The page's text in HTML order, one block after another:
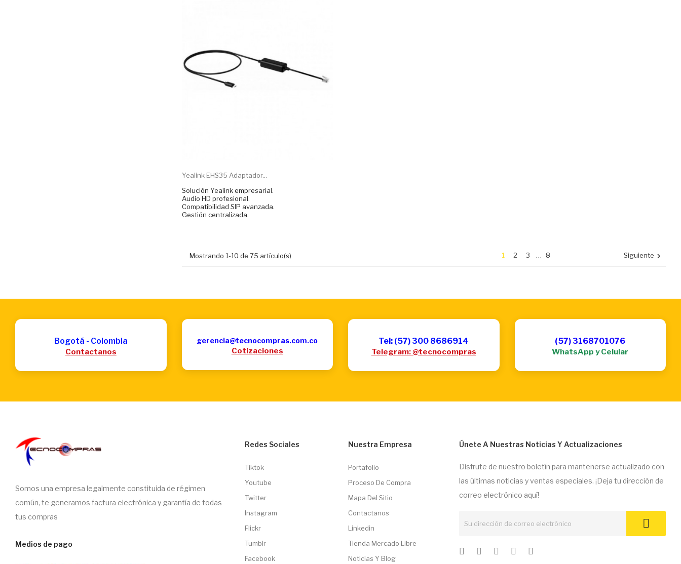
Yealink EHS35 Adaptador...
Solución Yealink empresarial.
Audio HD profesional.
Compatibilidad SIP avanzada.
Gestión centralizada.
Mostrando 1-10 de 75 artículo(s) 1 2 3 … 8 Siguiente 
Bogotá - Colombia
Contactanos
gerencia@tecnocompras.com.co
Cotizaciones
Tel: (57) 300 8686914
Telegram: @tecnocompras
(57) 3168701076
WhatsApp y Celular
Somos una empresa legalmente constituida de régimen
común, te generamos factura electrónica y garantía de todas
tus compras
Medios de pago
Redes Sociales
Tiktok
Youtube
Twitter
Instagram
Flickr
Tumblr
Facebook
Nuestra Empresa
Portafolio
Proceso De Compra
Mapa Del Sitio
Contactanos
Linkedin
Tienda Mercado Libre
Noticias Y Blog
Únete A Nuestras Noticias Y Actualizaciones
Disfrute de nuestro boletín para mantenerse actualizado con
las últimas noticias y ventas especiales. ¡Deja tu dirección de
correo electrónico aquí!